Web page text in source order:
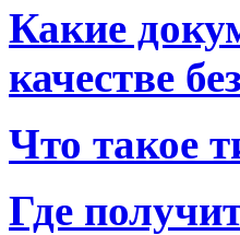
Какие
качестве
Что такое
Где